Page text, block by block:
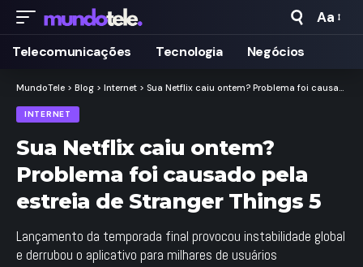
Fonte
Aa
Telecomunicações Tecnologia Negócios
MundoTele > Blog > Internet > Sua Netflix caiu ontem? Problema foi causado pela estreia de Stranger Things 5
INTERNET
Sua Netflix caiu ontem?
Problema foi causado pela
estreia de Stranger Things 5
Lançamento da temporada final provocou instabilidade global
e derrubou o aplicativo para milhares de usuários